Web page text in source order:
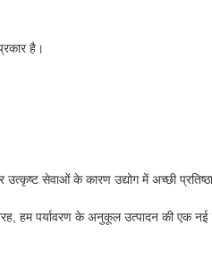
है।
उत्कृष्ट सेवाओं के कारण उद्योग में अच्छी
हम पर्यावरण के अनुकूल उत्पादन की एक नई